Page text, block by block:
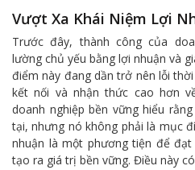
Vượt Xa Khái Niệm Lợi
Trước đây, thành công của
lường chủ yếu bằng lợi nhuận và
điểm này đang dần trở nên lỗi
kết nối và nhận thức cao hơn
doanh nghiệp bền vững hiểu
tại, nhưng nó không phải là mục
nhuận là một phương tiện để
tạo ra giá trị bền vững. Điều này